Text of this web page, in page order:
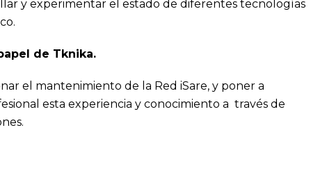
y experimentar el estado de diferentes tecnologías
de Tknika.
el mantenimiento de la Red iSare, y poner a
esta experiencia y conocimiento a través de